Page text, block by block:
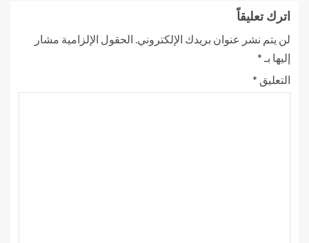
اترك تعليقاً
لن يتم نشر عنوان بريدك الإلكتروني. الحقول الإلزامية مشار
إليها بـ *
التعليق *